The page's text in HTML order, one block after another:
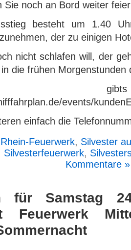
Sie noch an Bord weiter
besteht um 1.40
der zu einigen
nicht schlafen will, der
die frühen
events/
einfach die
Rhein-Feuerwerk, Silvester
Silvesterfeuerwerk,
Kommentare »
für Samstag
Feuerwerk